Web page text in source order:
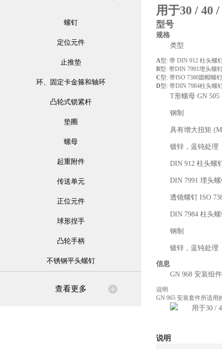
螺钉
定位元件
止推垫
环、固定卡金箍和轴环
凸轮式锁紧杆
垫圈
螺母
起重附件
传送单元
正位元件
球形捏手
凸轮手柄
不锈钢平头螺钉
查看更多
用于30 / 40
型号
规格
类型
A型: 带 DIN 912 柱头螺
B型: 带DIN 7991埋头螺
C型: 带ISO 7380圆帽螺钉
D型: 带DIN 7984柱头螺
T形螺母 GN 505
钢制
具有增大扭矩
镀锌，蓝钝处理
DIN 912 柱头螺
DIN 7991 埋头
透镜螺钉 ISO
DIN 7984 柱头
钢制
镀锌，蓝钝处理
信息
GN 968 安装组
说明
GN 965 安装套件所适用
说明